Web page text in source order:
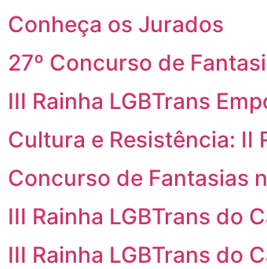
Conheça os Jurados
27º Concurso de
III Rainha LGBTrans
Cultura e Resistência: II
Concurso de Fantasias
III Rainha LGBTrans do
III Rainha LGBTrans do